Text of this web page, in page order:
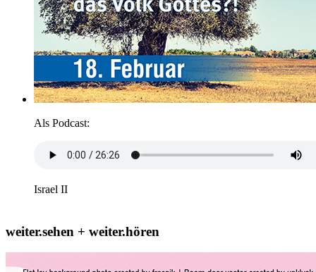
Als Podcast:
Israel II
weiter.sehen + weiter.hören